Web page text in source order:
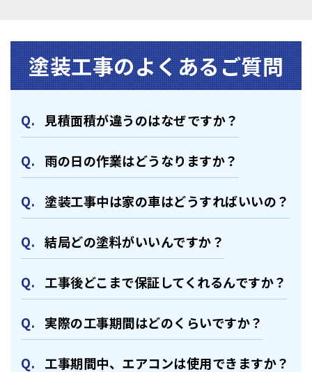
塗装⼯事のよくあるご質問
⾒積⾯積が違うのはなぜですか？
⾬の日の作業はどうなりますか？
塗装⼯事中は家の⾞はどうすればいいの？
結局どの塗料がいいんですか？
⼯事後どこまで保証してくれるんですか？
実際の⼯事期間はどのくらいですか？
⼯事期間中、エアコンは使⽤できますか？